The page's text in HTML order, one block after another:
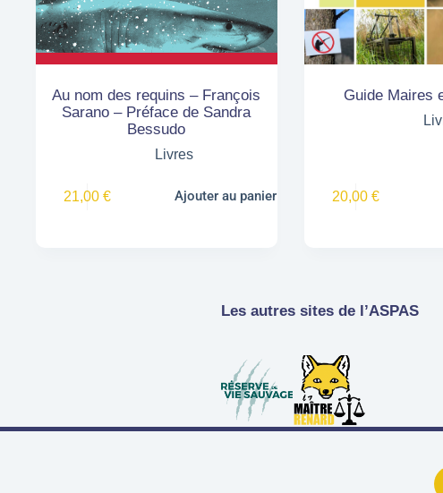
Au nom des requins – François
Sarano – Préface de Sandra
Bessudo
Livres
21,00 € Ajouter au panier
Guide Maires
20,00 €
Les autres sites de l’ASPAS